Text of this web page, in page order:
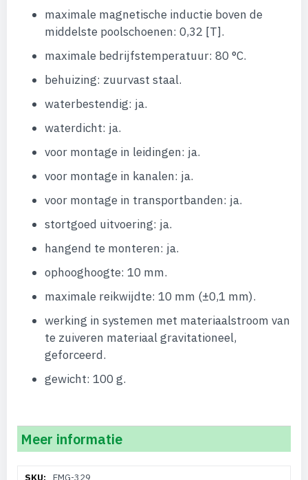
maximale magnetische inductie boven de
middelste poolschoenen: 0,32 [T].
maximale bedrijfstemperatuur: 80 °C.
behuizing: zuurvast staal.
waterbestendig: ja.
waterdicht: ja.
voor montage in leidingen: ja.
voor montage in kanalen: ja.
voor montage in transportbanden: ja.
stortgoed uitvoering: ja.
hangend te monteren: ja.
ophooghoogte: 10 mm.
maximale reikwijdte: 10 mm (±0,1 mm).
werking in systemen met materiaalstroom van
te zuiveren materiaal gravitationeel,
geforceerd.
gewicht: 100 g.
Meer informatie
EMG-329